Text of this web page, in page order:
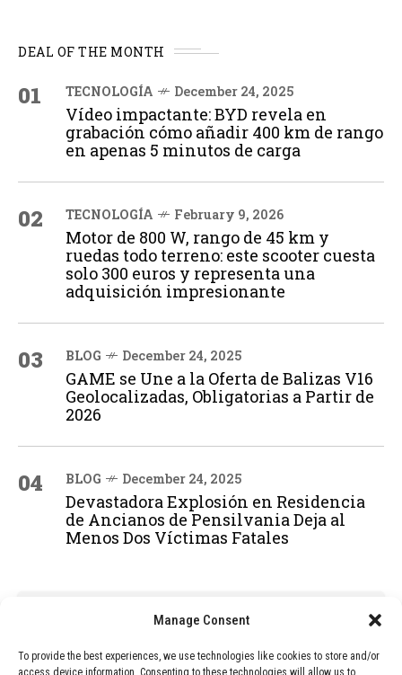
Manage Consent
To provide the best experiences, we use technologies like cookies to store and/or
access device information. Consenting to these technologies will allow us to
DEAL OF THE MONTH
01 TECNOLOGÍA December 24, 2025
Vídeo impactante: BYD revela en
grabación cómo añadir 400 km de rango
en apenas 5 minutos de carga
02 TECNOLOGÍA February 9, 2026
Motor de 800 W, rango de 45 km y
ruedas todo terreno: este scooter cuesta
solo 300 euros y representa una
adquisición impresionante
03 BLOG December 24, 2025
GAME se Une a la Oferta de Balizas V16
Geolocalizadas, Obligatorias a Partir de
2026
04 BLOG December 24, 2025
Devastadora Explosión en Residencia
de Ancianos de Pensilvania Deja al
Menos Dos Víctimas Fatales